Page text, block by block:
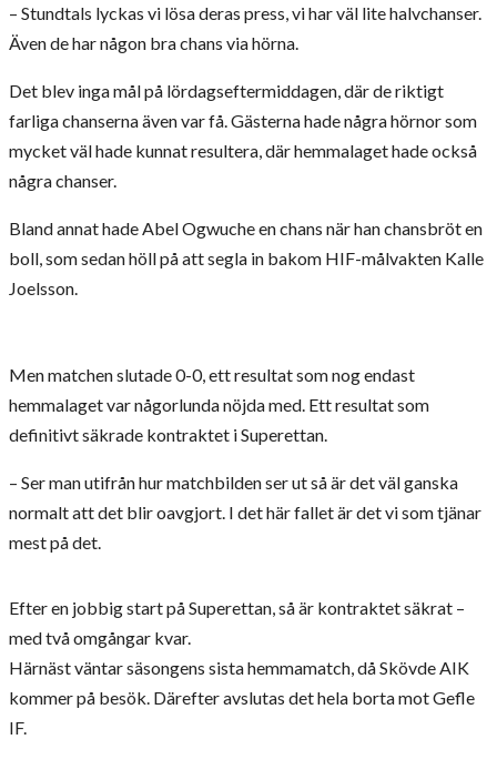
– Stundtals lyckas vi lösa deras press, vi har väl lite halvchanser.
Även de har någon bra chans via hörna.
Det blev inga mål på lördagseftermiddagen, där de riktigt
farliga chanserna även var få. Gästerna hade några hörnor som
mycket väl hade kunnat resultera, där hemmalaget hade också
några chanser.
Bland annat hade Abel Ogwuche en chans när han chansbröt en
boll, som sedan höll på att segla in bakom HIF-målvakten Kalle
Joelsson.
Men matchen slutade 0-0, ett resultat som nog endast
hemmalaget var någorlunda nöjda med. Ett resultat som
definitivt säkrade kontraktet i Superettan.
– Ser man utifrån hur matchbilden ser ut så är det väl ganska
normalt att det blir oavgjort. I det här fallet är det vi som tjänar
mest på det.
Efter en jobbig start på Superettan, så är kontraktet säkrat –
med två omgångar kvar.
Härnäst väntar säsongens sista hemmamatch, då Skövde AIK
kommer på besök. Därefter avslutas det hela borta mot Gefle
IF.